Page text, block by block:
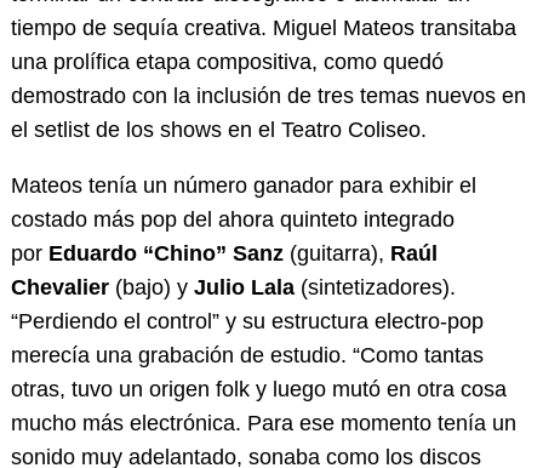
tiempo de sequía creativa. Miguel Mateos transitaba
una prolífica etapa compositiva, como quedó
demostrado con la inclusión de tres temas nuevos en
el setlist de los shows en el Teatro Coliseo.
Mateos tenía un número ganador para exhibir el
costado más pop del ahora quinteto integrado
por Eduardo “Chino” Sanz(guitarra), Raúl
Chevalier(bajo) y Julio Lala(sintetizadores).
“Perdiendo el control” y su estructura electro-pop
merecía una grabación de estudio. “Como tantas
otras, tuvo un origen folk y luego mutó en otra cosa
mucho más electrónica. Para ese momento tenía un
sonido muy adelantado, sonaba como los discos